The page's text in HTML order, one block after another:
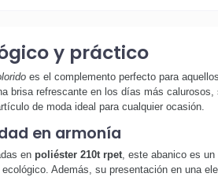
y práctico
es el complemento perfecto para
brisa refrescante en los días más
de moda ideal para cualquier ocasión.
en armonía
en poliéster 210t rpet, este abanico es
Además, su presentación en una